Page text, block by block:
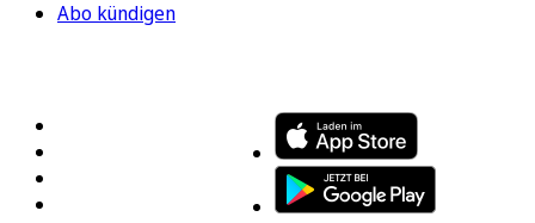
Abo kündigen